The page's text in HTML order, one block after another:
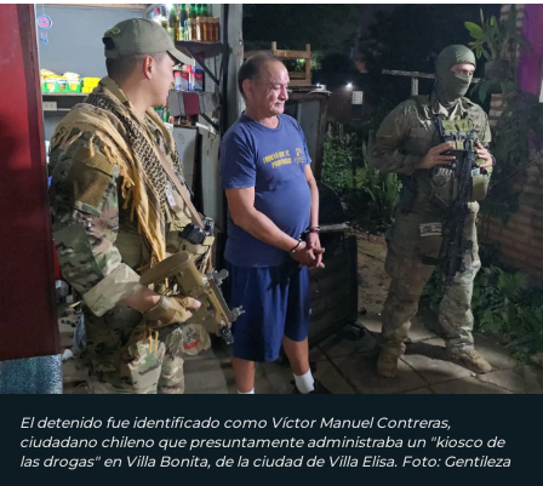
El detenido fue identificado como Víctor Manuel Contreras,
ciudadano chileno que presuntamente administraba un "kiosco de
las drogas" en Villa Bonita, de la ciudad de Villa Elisa. Foto: Gentileza